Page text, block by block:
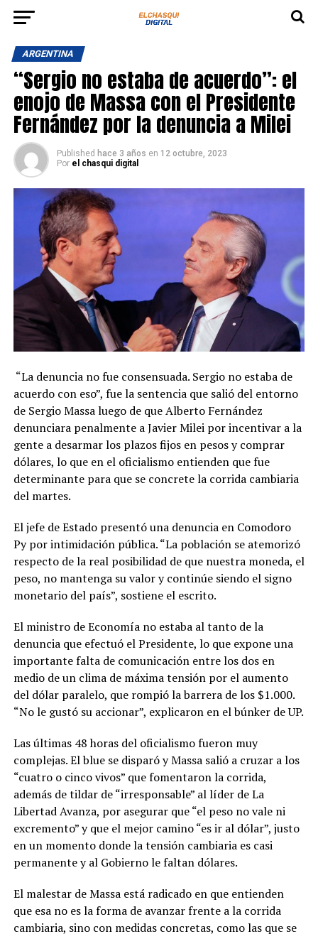
ARGENTINA
“Sergio no estaba de acuerdo”: el
enojo de Massa con el Presidente
Fernández por la denuncia a Milei
Published hace 3 años en 12 octubre, 2023
Por el chasqui digital
“La denuncia no fue consensuada. Sergio no estaba de
acuerdo con eso”, fue la sentencia que salió del entorno
de Sergio Massa luego de que Alberto Fernández
denunciara penalmente a Javier Milei por incentivar a la
gente a desarmar los plazos fijos en pesos y comprar
dólares, lo que en el oficialismo entienden que fue
determinante para que se concrete la corrida cambiaria
del martes.
El jefe de Estado presentó una denuncia en Comodoro
Py por intimidación pública. “La población se atemorizó
respecto de la real posibilidad de que nuestra moneda, el
peso, no mantenga su valor y continúe siendo el signo
monetario del país”, sostiene el escrito.
El ministro de Economía no estaba al tanto de la
denuncia que efectuó el Presidente, lo que expone una
importante falta de comunicación entre los dos en
medio de un clima de máxima tensión por el aumento
del dólar paralelo, que rompió la barrera de los $1.000.
“No le gustó su accionar”, explicaron en el búnker de UP.
Las últimas 48 horas del oficialismo fueron muy
complejas. El blue se disparó y Massa salió a cruzar a los
“cuatro o cinco vivos” que fomentaron la corrida,
además de tildar de “irresponsable” al líder de La
Libertad Avanza, por asegurar que “el peso no vale ni
excremento” y que el mejor camino “es ir al dólar”, justo
en un momento donde la tensión cambiaria es casi
permanente y al Gobierno le faltan dólares.
El malestar de Massa está radicado en que entienden
que esa no es la forma de avanzar frente a la corrida
cambiaria, sino con medidas concretas, como las que se